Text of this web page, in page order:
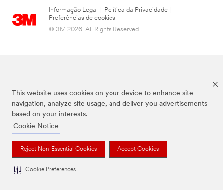
This website uses cookies on your device to enhance site
navigation, analyze site usage, and deliver you advertisements
based on your interests.
Cookie Notice
Reject Non-Essential Cookies Accept Cookies
Cookie Preferences
Informação Legal Política da Privacidade
Preferências de cookies
© 3M 2026. All Rights Reserved.
Todas as marcas mencionadas são propriedade da 3M.